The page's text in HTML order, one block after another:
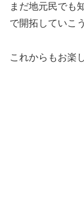
まだ地元民でも
で開拓していこ
これからもお楽